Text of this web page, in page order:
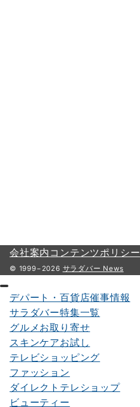
会社案内 コンテンツポリシー
© 1999−2026 サラダバー News
デパート・百貨店催事情報
サラダバー特集一覧
グルメお取り寄せ
スキンケアお試し
テレビショッピング
ファッション
ダイレクトテレショップ
ビューティー